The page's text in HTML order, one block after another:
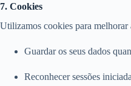
7. Cookies
Utilizamos cookies para melhorar
Guardar os seus dados
Reconhecer sessões